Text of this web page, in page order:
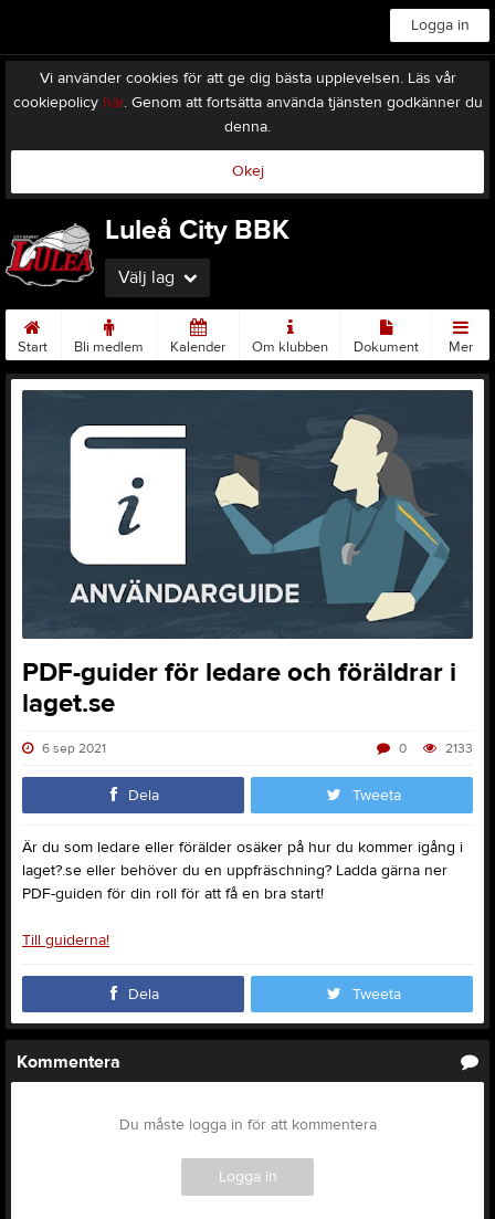
Logga in
Vi använder cookies för att ge dig bästa upplevelsen. Läs vår
cookiepolicy här. Genom att fortsätta använda tjänsten godkänner du
denna.
Okej
Luleå City BBK
Välj lag
Start Bli medlem Kalender Om klubben Dokument Mer
PDF-guider för ledare och föräldrar i
laget.se
6 sep 2021 2133
0
Dela Tweeta
Är du som ledare eller förälder osäker på hur du kommer igång i
laget?.se eller behöver du en uppfräschning? Ladda gärna ner
PDF-guiden för din roll för att få en bra start!
Till guiderna!
Dela Tweeta
Kommentera
Du måste logga in för att kommentera
Logga in